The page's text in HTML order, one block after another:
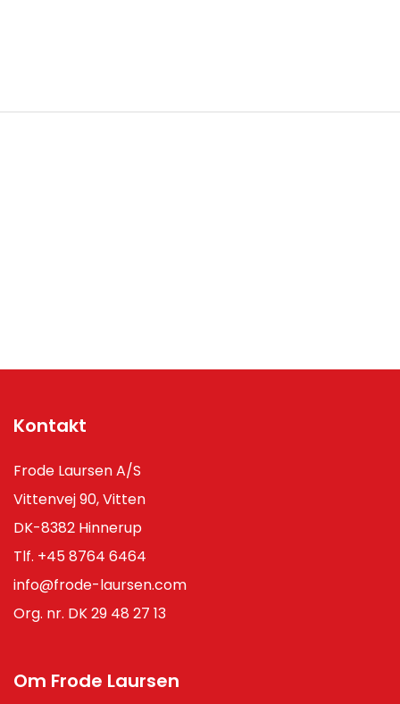
Kontakt
Frode Laursen A/S
Vittenvej 90, Vitten
DK-8382 Hinnerup
Tlf. +45 8764 6464
info@frode-laursen.com
Org. nr. DK 29 48 27 13
Om Frode Laursen